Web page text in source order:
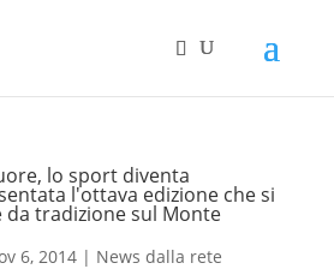
lo sport diventa
l'ottava edizione che si
da tradizione sul Monte
6, 2014| News dalla rete